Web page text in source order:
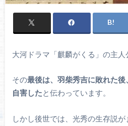
大河ドラマ「麒麟がくる」の主人
その最後は、羽柴秀吉に敗れた
自害したと伝わっています。
しかし後世では、光秀の生存説